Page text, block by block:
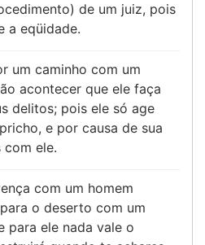
de um juiz, pois
a eqüidade.
um caminho com um
acontecer que ele faça
delitos; pois ele só age
e por causa de sua
com ele.
com um homem
o deserto com um
para ele nada vale o